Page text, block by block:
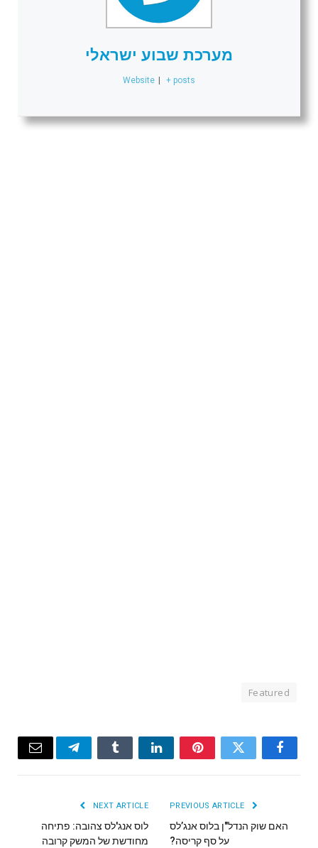
מערכת שבוע ישראלי
Website | + posts
Featured
Facebook
Twitter
Pinterest
LinkedIn
Tumblr
Telegram
Email
האם שוק הנדל"ן בלוס אנג’לס
על סף קריסה?
NEXT ARTICLE
לוס אנג'לס צהובה: פתיחה
מחודשת של המשק קרובה